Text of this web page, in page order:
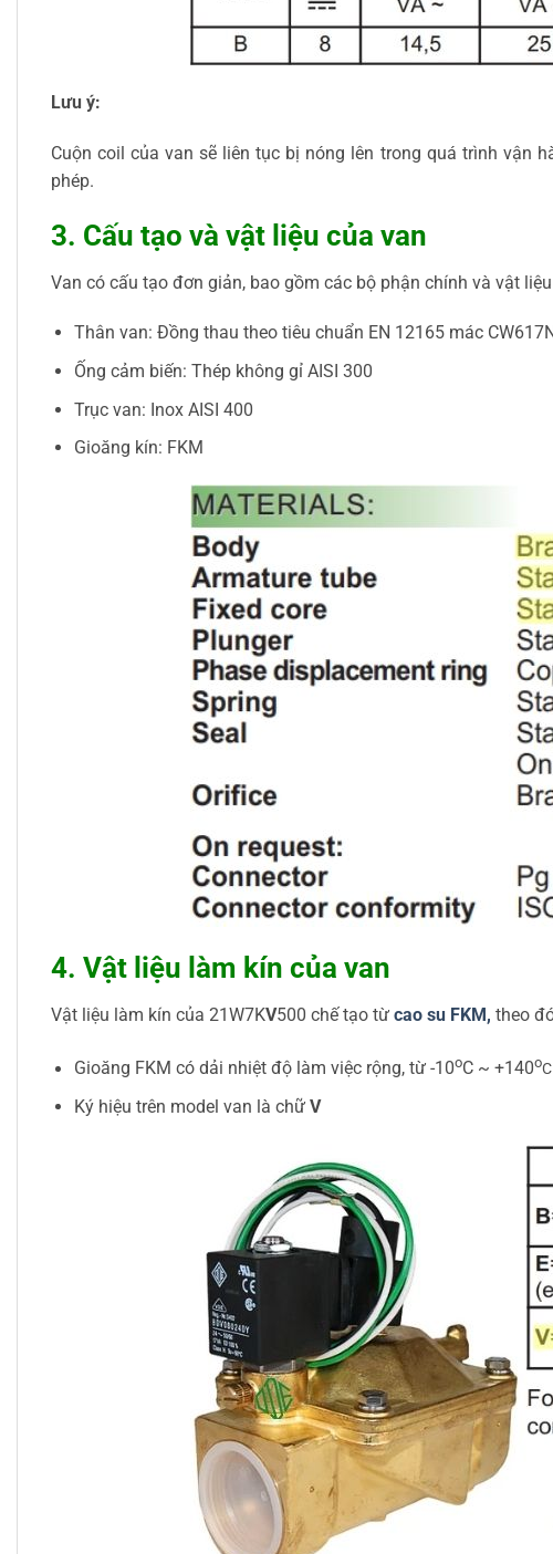
Lưu ý:
Cuộn coil của van sẽ liên tục bị nóng lên trong quá trình vận
phép.
3. Cấu tạo và vật liệu của van
Van có cấu tạo đơn giản, bao gồm các bộ phận chính và vật
Thân van: Đồng thau theo tiêu chuẩn EN 12165 mác CW617N
Ống cảm biến: Thép không gỉ AISI 300
Trục van: Inox AISI 400
Gioăng kín: FKM
4. Vật liệu làm kín của van
Vật liệu làm kín của 21W7KV500 chế tạo từ cao su FKM, theo
Gioăng FKM có dải nhiệt độ làm việc rộng, từ -10oC ~ +140oC
Ký hiệu trên model van là chữ V